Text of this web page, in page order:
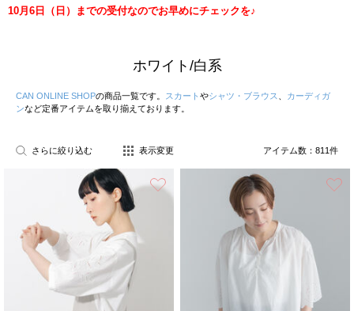
10月6日（日）までの受付なのでお早めにチェックを♪
ホワイト/白系
CAN ONLINE SHOPの商品一覧です。 スカート やシャツ・ブラウス
カーディガ
ンなど定番アイテムを取り揃えております。
さらに絞り込む 表示変更 アイテム数： 811件